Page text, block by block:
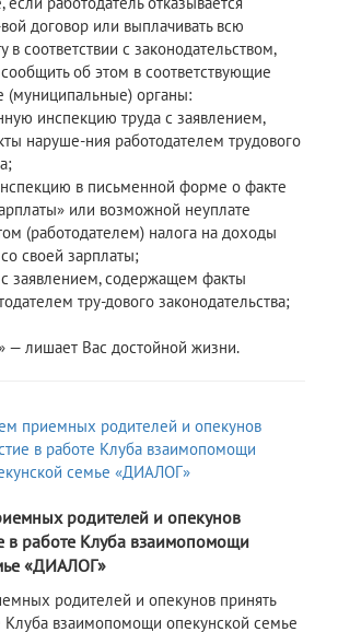
договор или выплачивать всю
в соответствии с законодательством,
об этом в соответствующие
(муниципальные) органы:
инспекцию труда с заявлением,
наруше-ния работодателем трудового
в письменной форме о факте
или возможной неуплате
(работодателем) налога на доходы
своей зарплаты;
с заявлением, содержащем факты
тру-дового законодательства;
— лишает Вас достойной жизни.
родителей и опекунов
в работе Клуба взаимопомощи
«ДИАЛОГ»
родителей и опекунов принять
Клуба взаимопомощи опекунской семье